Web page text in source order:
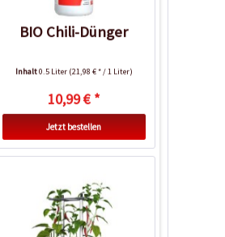
BIO Chili-Dünger
Inhalt0.5 Liter (21,98 € * / 1 Liter)
10,99 € *
Jetzt bestellen